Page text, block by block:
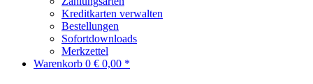
Kreditkarten verwalten
Bestellungen
Sofortdownloads
Merkzettel
Warenkorb 0 € 0,00 *